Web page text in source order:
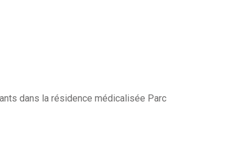
dans la résidence médicalisée Parc